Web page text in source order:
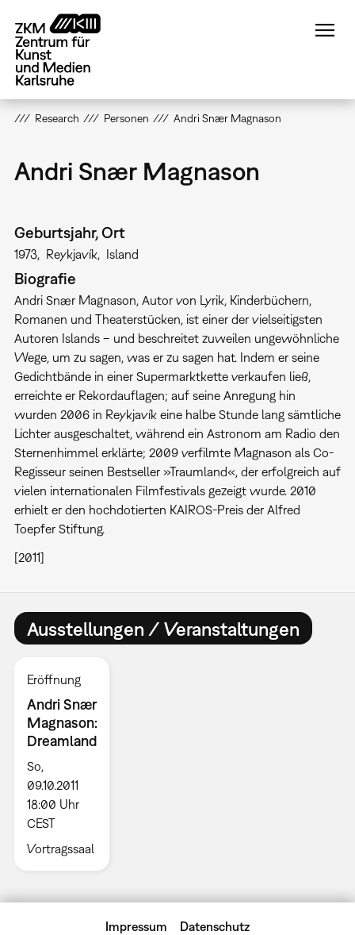
zum
Inhalt
Research Personen Andri Snær Magnason
Andri Snær Magnason
Geburtsjahr, Ort
1973 Reykjavík Island
Biografie
Andri Snær Magnason, Autor von Lyrik, Kinderbüchern,
Romanen und Theaterstücken, ist einer der vielseitigsten
Autoren Islands – und beschreitet zuweilen ungewöhnliche
Wege, um zu sagen, was er zu sagen hat. Indem er seine
Gedichtbände in einer Supermarktkette verkaufen ließ,
erreichte er Rekordauflagen; auf seine Anregung hin
wurden 2006 in Reykjavík eine halbe Stunde lang sämtliche
Lichter ausgeschaltet, während ein Astronom am Radio den
Sternenhimmel erklärte; 2009 verfilmte Magnason als Co-
Regisseur seinen Bestseller »Traumland«, der erfolgreich auf
vielen inter­nationalen Filmfestivals gezeigt wurde. 2010
erhielt er den hochdotierten KAIROS-Preis der Alfred
Toepfer Stiftung.
[2011]
Ausstellungen / Veranstaltungen
Eröffnung
Andri Snær
Magnason:
Dreamland
So,
09.10.2011
18:00 Uhr
CEST
Vortragssaal
Impressum Datenschutz